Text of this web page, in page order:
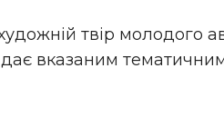
твір молодого
вказаним